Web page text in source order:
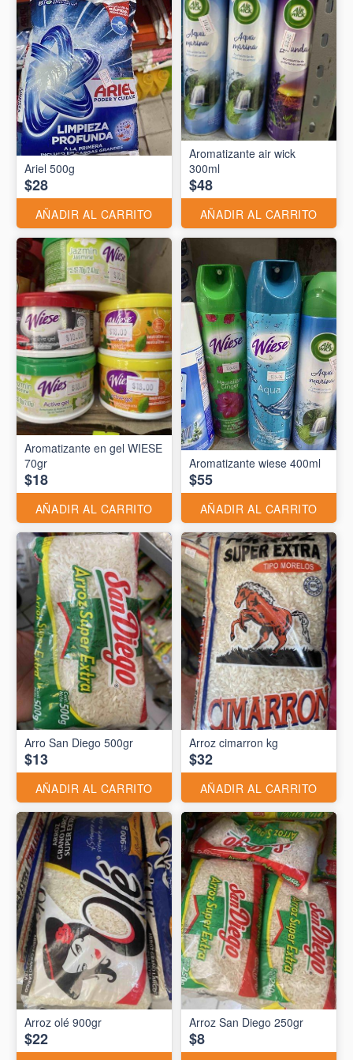
Ariel 500g
$28
AÑADIR AL CARRITO
Aromatizante air wick
300ml
$48
AÑADIR AL CARRITO
Aromatizante en gel WIESE
70gr
$18
AÑADIR AL CARRITO
Aromatizante wiese 400ml
$55
AÑADIR AL CARRITO
Arro San Diego 500gr
$13
AÑADIR AL CARRITO
Arroz cimarron kg
$32
AÑADIR AL CARRITO
Arroz olé 900gr
$22
Arroz San Diego 250gr
$8